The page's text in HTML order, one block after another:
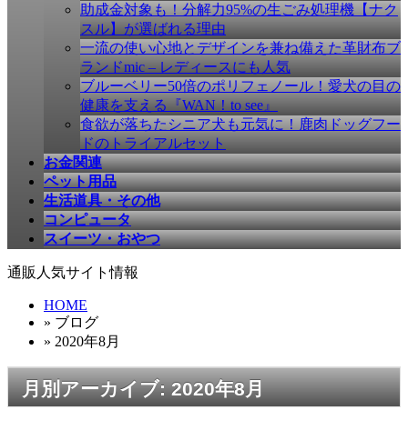
助成金対象も！分解力95%の生ごみ処理機【ナク
スル】が選ばれる理由
一流の使い心地とデザインを兼ね備えた革財布ブ
ランドmic – レディースにも人気
ブルーベリー50倍のポリフェノール！愛犬の目の
健康を支える『WAN！to see』
食欲が落ちたシニア犬も元気に！鹿肉ドッグフー
ドのトライアルセット
お金関連
ペット用品
生活道具・その他
コンピュータ
スイーツ・おやつ
通販人気サイト情報
HOME
» ブログ
» 2020年8月
月別アーカイブ: 2020年8月